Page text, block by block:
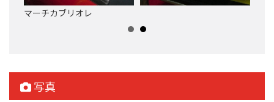
マーチカブリオレ
写真